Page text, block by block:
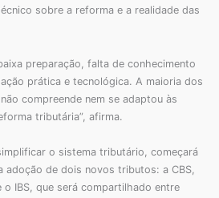
sobre a reforma e a realidade das
preparação, falta de conhecimento
prática e tecnológica. A maioria dos
compreende nem se adaptou às
tributária”, afirma.
o sistema tributário, começará
adoção de dois novos tributos: a CBS,
IBS, que será compartilhado entre